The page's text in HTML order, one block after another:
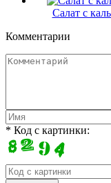
Салат с
Комментарии
* Код с картинки: